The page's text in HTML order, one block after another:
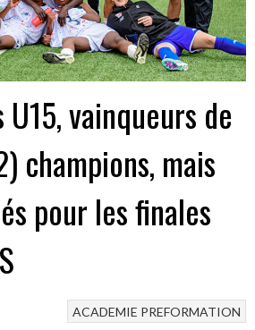
U15, vainqueurs de
champions, mais
pour les finales
ACADEMIE PREFORMATION